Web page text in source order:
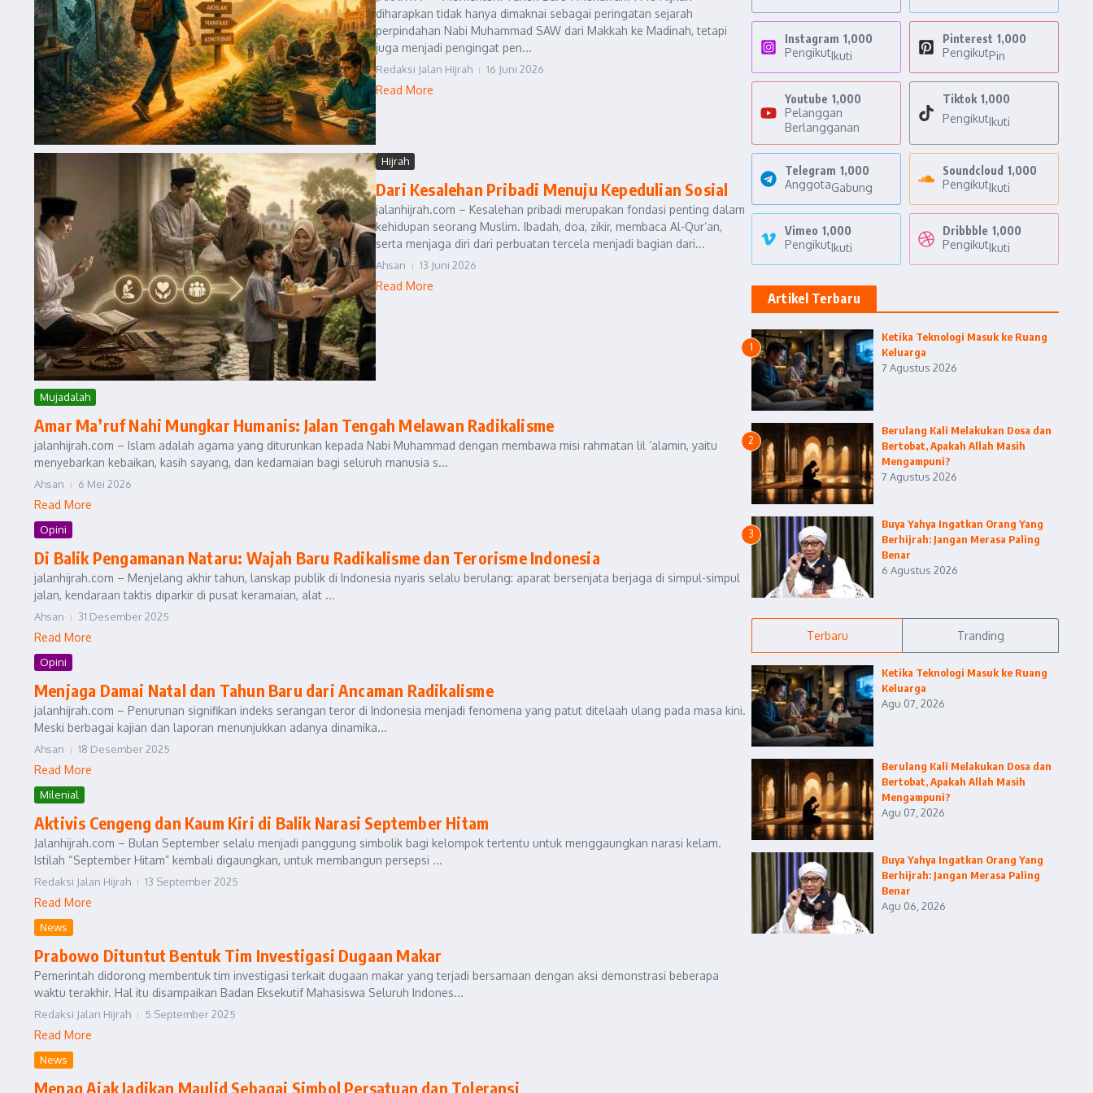
diharapkan tidak hanya dimaknai sebagai peringatan sejarah
perpindahan Nabi Muhammad SAW dari Makkah ke Madinah, tetapi
juga menjadi pengingat pen...
Redaksi Jalan Hijrah 16 Juni 2026
Read More
Hijrah
Dari Kesalehan Pribadi Menuju Kepedulian Sosial
jalanhijrah.com – Kesalehan pribadi merupakan fondasi penting dalam
kehidupan seorang Muslim. Ibadah, doa, zikir, membaca Al-Qur’an,
serta menjaga diri dari perbuatan tercela menjadi bagian dari...
Ahsan 13 Juni 2026
Read More
Mujadalah
Amar Ma’ruf Nahi Mungkar Humanis: Jalan Tengah Melawan Radikalisme
jalanhijrah.com – Islam adalah agama yang diturunkan kepada Nabi Muhammad dengan membawa misi rahmatan lil ‘alamin, yaitu
menyebarkan kebaikan, kasih sayang, dan kedamaian bagi seluruh manusia s...
Ahsan 6 Mei 2026
Read More
Opini
Di Balik Pengamanan Nataru: Wajah Baru Radikalisme dan Terorisme Indonesia
jalanhijrah.com – Menjelang akhir tahun, lanskap publik di Indonesia nyaris selalu berulang: aparat bersenjata berjaga di simpul-simpul
jalan, kendaraan taktis diparkir di pusat keramaian, alat ...
Ahsan 31 Desember 2025
Read More
Opini
Menjaga Damai Natal dan Tahun Baru dari Ancaman Radikalisme
jalanhijrah.com – Penurunan signifikan indeks serangan teror di Indonesia menjadi fenomena yang patut ditelaah ulang pada masa kini.
Meski berbagai kajian dan laporan menunjukkan adanya dinamika...
Ahsan 18 Desember 2025
Read More
Milenial
Aktivis Cengeng dan Kaum Kiri di Balik Narasi September Hitam
Jalanhijrah.com – Bulan September selalu menjadi panggung simbolik bagi kelompok tertentu untuk menggaungkan narasi kelam.
Istilah “September Hitam” kembali digaungkan, untuk membangun persepsi ...
Redaksi Jalan Hijrah 13 September 2025
Read More
News
Prabowo Dituntut Bentuk Tim Investigasi Dugaan Makar
Pemerintah didorong membentuk tim investigasi terkait dugaan makar yang terjadi bersamaan dengan aksi demonstrasi beberapa
waktu terakhir. Hal itu disampaikan Badan Eksekutif Mahasiswa Seluruh Indones...
Redaksi Jalan Hijrah 5 September 2025
Read More
News
Menag Ajak Jadikan Maulid Sebagai Simbol Persatuan dan Toleransi
Instagram 1,000
PengikutIkuti
Pinterest 1,000
PengikutPin
Youtube 1,000
Pelanggan
Berlangganan
Tiktok 1,000
PengikutIkuti
Telegram 1,000
AnggotaGabung
Soundcloud 1,000
PengikutIkuti
Vimeo 1,000
PengikutIkuti
Dribbble 1,000
PengikutIkuti
Artikel Terbaru
1
Ketika Teknologi Masuk ke Ruang
Keluarga
7 Agustus 2026
2
Berulang Kali Melakukan Dosa dan
Bertobat, Apakah Allah Masih
Mengampuni?
7 Agustus 2026
3
Buya Yahya Ingatkan Orang Yang
Berhijrah: Jangan Merasa Paling
Benar
6 Agustus 2026
Terbaru Tranding
Ketika Teknologi Masuk ke Ruang
Keluarga
Agu 07, 2026
Berulang Kali Melakukan Dosa dan
Bertobat, Apakah Allah Masih
Mengampuni?
Agu 07, 2026
Buya Yahya Ingatkan Orang Yang
Berhijrah: Jangan Merasa Paling
Benar
Agu 06, 2026